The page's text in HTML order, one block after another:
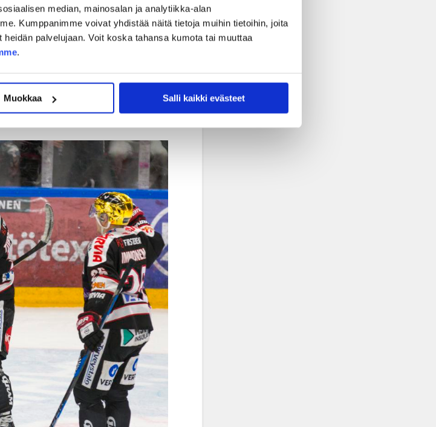
median, mainosalan ja analytiikka-alan
Kumppanimme voivat yhdistää näitä tietoja muihin tietoihin, joita
palvelujaan. Voit koska tahansa kumota tai muuttaa
.
Muokkaa Salli kaikki evästeet
vajaat kymmenen minuuttia
minuutissa pelin 3-3-
jäljiltä pelikuntoon
Joonas Viinikainen.